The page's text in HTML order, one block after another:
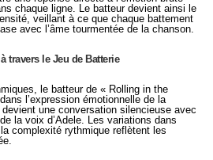
chaque ligne. Le batteur devient ainsi le
veillant à ce que chaque battement
avec l’âme tourmentée de la chanson.
travers le Jeu de Batterie
le batteur de « Rolling in the
l’expression émotionnelle de la
une conversation silencieuse avec
la voix d’Adele. Les variations dans
complexité rythmique reflètent les